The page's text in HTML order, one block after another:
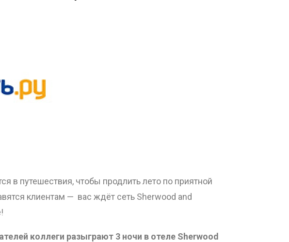
в путешествия, чтобы продлить лето по приятной
клиентам — вас ждёт сеть Sherwood and
коллеги разыграют 3 ночи в отеле Sherwood